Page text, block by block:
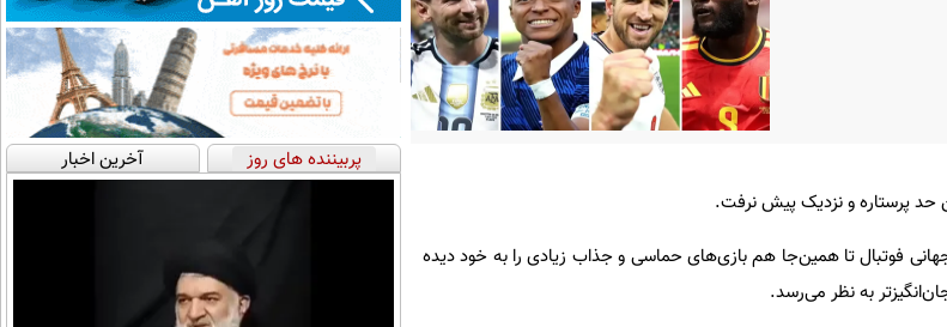
حد پرستاره و نزدیک پیش نرفت.
۳۶۰، نخستین دوره ۴۸ تیمی جام جهانی فوتبال تا همین‌جا هم بازی‌های حماسی و جذاب زیادی را به خود دیده
به نظر می‌رسد.
پربیننده های روز آخرین اخبار